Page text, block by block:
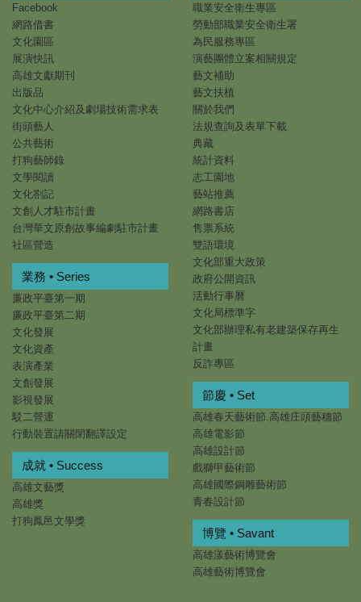
Facebook
網路借書
文化園區
展演快訊
高雄文獻期刊
出版品
文化中心介紹及劇場技術需求表
街頭藝人
公共藝術
打狗藝師錄
文學閱讀
文化劄記
文創人才駐市計畫
台灣華文原創故事編劇駐市計畫
社區營造
職業安全衛生專區
勞動部職業安全衛生署
為民服務專區
演藝團體立案相關規定
藝文補助
藝文扶植
關於我們
法規查詢及表單下載
典藏
統計資料
志工園地
藝站推薦
網路書店
售票系統
雙語環境
文化部重大政策
政府公開資訊
活動行事曆
文化局標準字
文化部辦理私有老建築保存再生
計畫
反詐專區
業務 • Series
廉政平臺第一期
廉政平臺第二期
文化發展
文化資產
表演產業
文創發展
影視發展
駁二營運
行動裝置請關閉翻譯設定
節慶 • Set
高雄春天藝術節.高雄庄頭藝穗節
高雄電影節
高雄設計節
戲獅甲藝術節
高雄國際鋼雕藝術節
青春設計節
成就 • Success
高雄文藝獎
高雄獎
打狗鳳邑文學獎
博覽 • Savant
高雄漾藝術博覽會
高雄藝術博覽會